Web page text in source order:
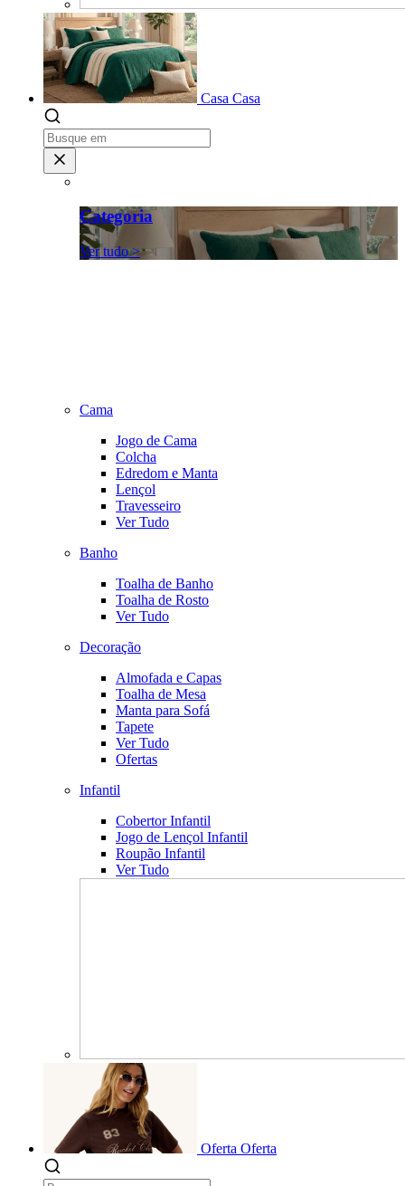
Casa Casa
Categoria
Ver tudo >
Cama
Jogo de Cama
Colcha
Edredom e Manta
Lençol
Travesseiro
Ver Tudo
Banho
Toalha de Banho
Toalha de Rosto
Ver Tudo
Decoração
Almofada e Capas
Toalha de Mesa
Manta para Sofá
Tapete
Ver Tudo
Ofertas
Infantil
Cobertor Infantil
Jogo de Lençol Infantil
Roupão Infantil
Ver Tudo
Oferta Oferta